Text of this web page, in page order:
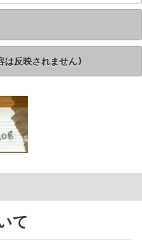
は反映されません)
て